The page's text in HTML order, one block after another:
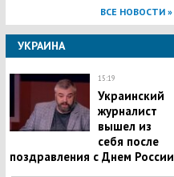
ВСЕ НОВОСТИ »
УКРАИНА
15:19
Украинский
журналист
вышел из
себя после
поздравления с Днем России